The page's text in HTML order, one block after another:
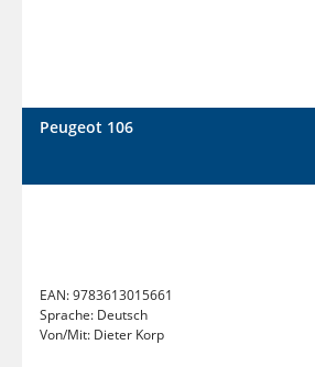
Peugeot 106
EAN:9783613015661
Sprache: Deutsch
Von/Mit: Dieter Korp